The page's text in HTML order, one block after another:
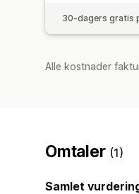
30-dagers gratis
Alle kostnader
Omtaler (1)
Samlet